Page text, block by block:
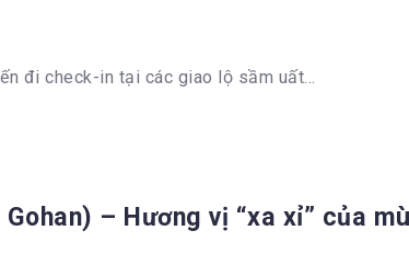
đi check-in tại các giao lộ sầm uất...
– Hương vị “xa xỉ” của